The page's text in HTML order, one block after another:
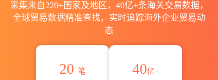
采集来自220+国家及地区，40亿+条海关交易数据，
全球贸易数据精准查找，实时追踪海外企业贸易动
态
20 笔
40亿+